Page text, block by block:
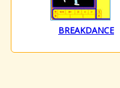
BREAKDANCE